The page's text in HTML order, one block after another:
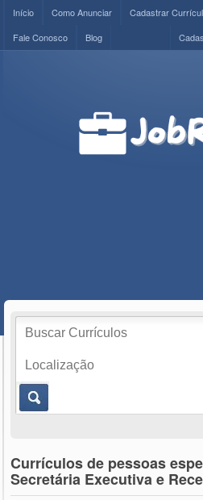
Início Como Anunciar Cadastrar
Fale Conosco
Blog
Currículos de pessoas
Secretária Executiva e